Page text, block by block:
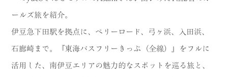
COLUMN
LINK
ールズ旅を紹介。
伊豆急下田駅を拠点に、ペリーロード、弓ヶ浜、入田浜、
石廊崎まで。『東海バスフリーきっぷ（全線）』をフルに
活用した、南伊豆エリアの魅力的なスポットを巡る旅と、